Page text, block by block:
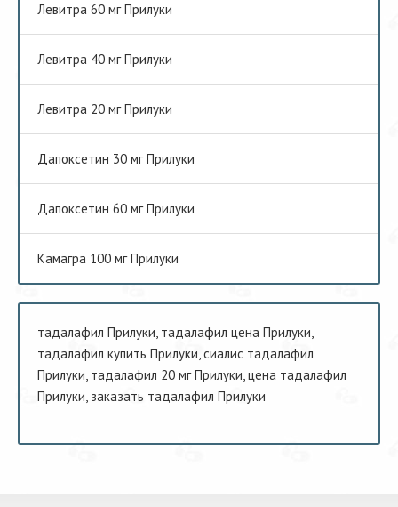
Левитра 60 мг Прилуки
Левитра 40 мг Прилуки
Левитра 20 мг Прилуки
Дапоксетин 30 мг Прилуки
Дапоксетин 60 мг Прилуки
Камагра 100 мг Прилуки
тадалафил Прилуки, тадалафил цена Прилуки,
тадалафил купить Прилуки, сиалис тадалафил
Прилуки, тадалафил 20 мг Прилуки, цена тадалафил
Прилуки, заказать тадалафил Прилуки